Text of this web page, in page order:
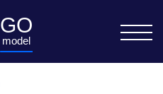
GO
model